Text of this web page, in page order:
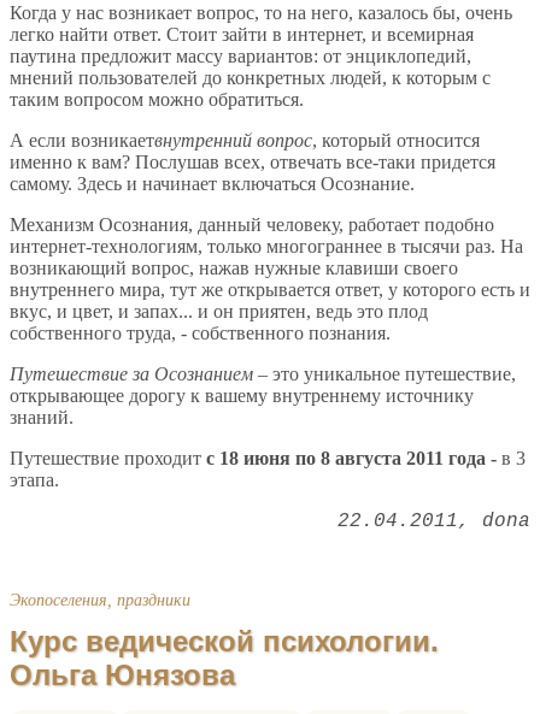
Когда у нас возникает вопрос, то на него, казалось бы, очень
легко найти ответ. Стоит зайти в интернет, и всемирная
паутина предложит массу вариантов: от энциклопедий,
мнений пользователей до конкретных людей, к которым с
таким вопросом можно обратиться.
А если возникаетвнутренний вопрос, который относится
именно к вам? Послушав всех, отвечать все-таки придется
самому. Здесь и начинает включаться Осознание.
Механизм Осознания, данный человеку, работает подобно
интернет-технологиям, только многограннее в тысячи раз. На
возникающий вопрос, нажав нужные клавиши своего
внутреннего мира, тут же открывается ответ, у которого есть и
вкус, и цвет, и запах... и он приятен, ведь это плод
собственного труда, - собственного познания.
Путешествие за Осознанием – это уникальное путешествие,
открывающее дорогу к вашему внутреннему источнику
знаний.
Путешествие проходит с 18 июня по 8 августа 2011 года - в 3
этапа.
22.04.2011 dona
Экопоселения, праздники
Курс ведической психологии.
Ольга Юнязова